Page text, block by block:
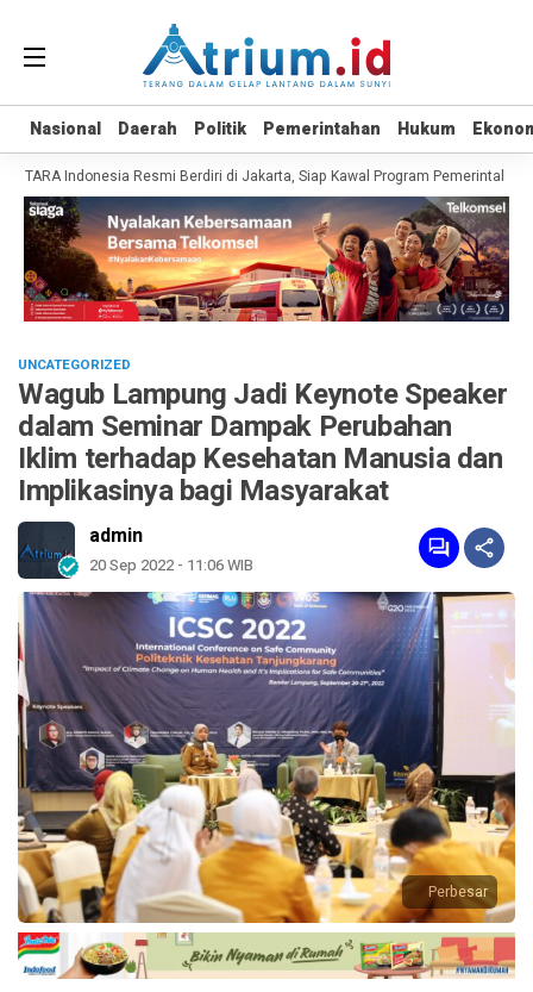
Nasional Daerah Politik Pemerintahan Hukum
Nasional Daerah Politik Pemerintahan Hukum
Indonesia Resmi Berdiri di Jakarta, Siap Kawal Program Pemerintah
UNCATEGORIZED
Wagub Lampung Jadi Keynote Speaker
dalam Seminar Dampak Perubahan
Iklim terhadap Kesehatan Manusia dan
Implikasinya bagi Masyarakat
admin
20 Sep 2022 - 11:06 WIB
Perbesar